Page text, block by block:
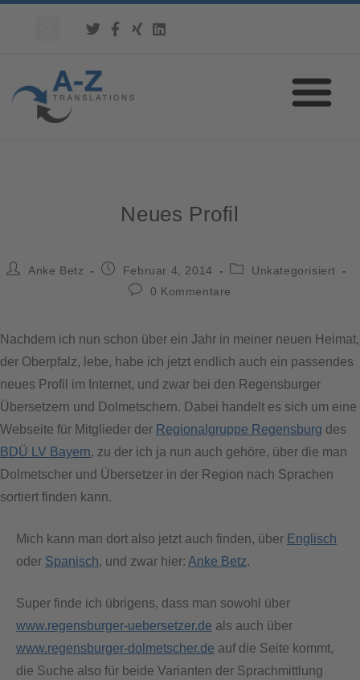
Neues Profil
Anke Betz Februar 4, 2014
Unkategorisiert
0 Kommentare
Nachdem ich nun schon über ein Jahr in meiner neuen Heimat,
der Oberpfalz, lebe, habe ich jetzt endlich auch ein passendes
neues Profil im Internet, und zwar bei den Regensburger
Übersetzern und Dolmetschern. Dabei handelt es sich um eine
Webseite für Mitglieder der Regionalgruppe Regensburg des
BDÜ LV Bayern, zu der ich ja nun auch gehöre, über die man
Dolmetscher und Übersetzer in der Region nach Sprachen
sortiert finden kann.
Mich kann man dort also jetzt auch finden, über Englisch
oder Spanisch, und zwar hier: Anke Betz.
Super finde ich übrigens, dass man sowohl über
www.regensburger-uebersetzer.de als auch über
www.regensburger-dolmetscher.de auf die Seite kommt,
die Suche also für beide Varianten der Sprachmittlung